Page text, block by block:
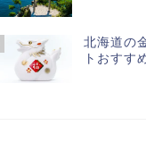
北海道の
トおすす